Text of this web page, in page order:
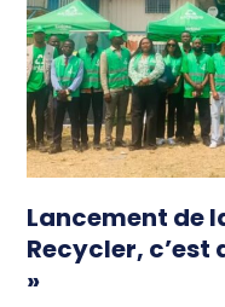
Lancement de
Recycler, c’est
»